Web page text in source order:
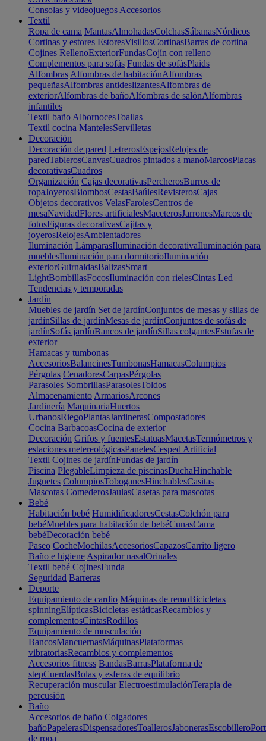
Consolas y videojuegos Accesorios
Textil
Ropa de cama MantasAlmohadasColchasSábanasNórdicos
Cortinas y estores EstoresVisillosCortinasBarras de cortina
Cojines RellenoExteriorFundasCojín con relleno
Complementos para sofás Fundas de sofásPlaids
Alfombras Alfombras de habitaciónAlfombras
pequeñasAlfombras antideslizantesAlfombras de
exteriorAlfombras de bañoAlfombras de salónAlfombras
infantiles
Textil baño AlbornocesToallas
Textil cocina MantelesServilletas
Decoración
Decoración de pared LetrerosEspejosRelojes de
paredTablerosCanvasCuadros pintados a manoMarcosPlacas
decorativasCuadros
Organización Cajas decorativasPercherosBurros de
ropaJoyerosBiombosCestasBaúlesRevisterosCajas
Objetos decorativos VelasFarolesCentros de
mesaNavidadFlores artificialesMaceterosJarronesMarcos de
fotosFiguras decorativasCajitas y
joyerosRelojesAmbientadores
Iluminación LámparasIluminación decorativaIluminación para
mueblesIluminación para dormitorioIluminación
exteriorGuirnaldasBalizasSmart
LightBombillasFocosIluminación con rielesCintas Led
Tendencias y temporadas
Jardín
Muebles de jardín Set de jardínConjuntos de mesas y sillas de
jardínSillas de jardínMesas de jardínConjuntos de sofás de
jardínSofás jardínBancos de jardínSillas colgantesEstufas de
exterior
Hamacas y tumbonas
AccesoriosBalancinesTumbonasHamacasColumpios
Pérgolas CenadoresCarpasPérgolas
Parasoles SombrillasParasolesToldos
Almacenamiento ArmariosArcones
Jardinería MaquinariaHuertos
UrbanosRiegoPlantasJardinerasCompostadores
Cocina BarbacoasCocina de exterior
Decoración Grifos y fuentesEstatuasMacetasTermómetros y
estaciones metereológicasPanelesCesped Artificial
Textil Cojines de jardínFundas de jardín
Piscina PlegableLimpieza de piscinasDuchaHinchable
Juguetes ColumpiosToboganesHinchablesCasitas
Mascotas ComederosJaulasCasetas para mascotas
Bebé
Habitación bebé HumidificadoresCestasColchón para
bebéMuebles para habitación de bebéCunasCama
bebéDecoración bebé
Paseo CocheMochilasAccesoriosCapazosCarrito ligero
Baño e higiene Aspirador nasalOrinales
Textil bebé CojinesFunda
Seguridad Barreras
Deporte
Equipamiento de cardio Máquinas de remoBicicletas
spinningElípticasBicicletas estáticasRecambios y
complementosCintasRodillos
Equipamiento de musculación
BancosMancuernasMáquinasPlataformas
vibratoriasRecambios y complementos
Accesorios fitness BandasBarrasPlataforma de
stepCuerdasBolas y esferas de equilibrio
Recuperación muscular ElectroestimulaciónTerapia de
percusión
Baño
Accesorios de baño Colgadores
bañoPapelerasDispensadoresToallerosJabonerasEscobillero
de ropa